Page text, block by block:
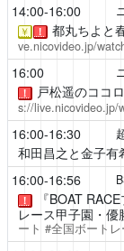
14:00-16:00
￥ ！ 都丸ちよと
ve.nicovideo.jp/
16:00
！ 戸松遥のココ
s://live.nicovideo.jp/
16:00-16:30
和田昌之と金子有
16:00-16:56
！
『BOAT
レース甲子園・優
ート #全国ボート